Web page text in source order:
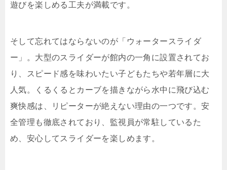
遊びを楽しめる工夫が満載です。
そして忘れてはならないのが「ウォータースライダ
ー」。大型のスライダーが館内の一角に設置されてお
り、スピード感を味わいたい子どもたちや若年層に大
人気。くるくるとカーブを描きながら水中に飛び込む
爽快感は、リピーターが絶えない理由の一つです。安
全管理も徹底されており、監視員が常駐しているた
め、安心してスライダーを楽しめます。